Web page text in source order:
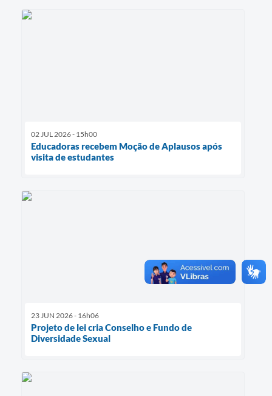
02 JUL 2026 - 15h00
Educadoras recebem Moção de Aplausos após
visita de estudantes
23 JUN 2026 - 16h06
Projeto de lei cria Conselho e Fundo de
Diversidade Sexual